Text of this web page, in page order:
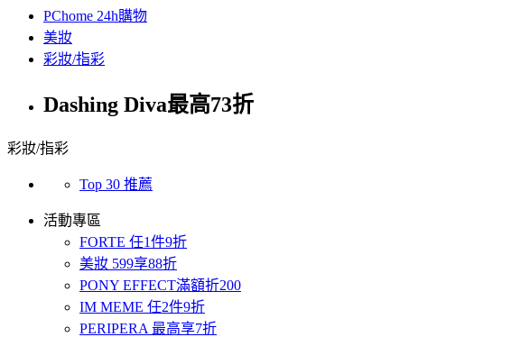
PChome 24h購物
美妝
彩妝/指彩
Dashing Diva最高73折
彩妝/指彩
Top 30 推薦
活動專區
FORTE 任1件9折
美妝 599享88折
PONY EFFECT滿額折200
IM MEME 任2件9折
PERIPERA 最高享7折